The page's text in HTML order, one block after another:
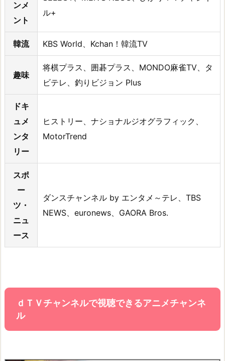
ンメ
ント
ル+
韓流 KBS World、Kchan！韓流TV
趣味
将棋プラス、囲碁プラス、MONDO麻雀TV、タ
ビテレ、釣りビジョン Plus
ドキ
ュメ
ンタ
リー
ヒストリー、ナショナルジオグラフィック、
MotorTrend
スポ
ー
ツ・
ニュ
ース
ダンスチャンネル by エンタメ～テレ、TBS
NEWS、euronews、GAORA Bros.
ｄＴＶチャンネルで視聴できるアニメチャンネ
ル